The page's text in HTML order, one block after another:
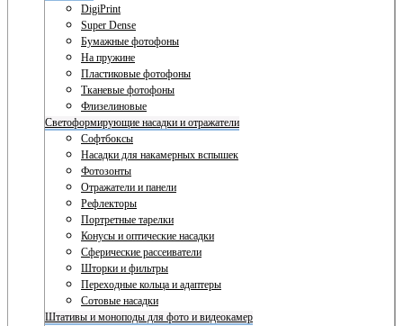
DigiPrint
Super Dense
Бумажные фотофоны
На пружине
Пластиковые фотофоны
Тканевые фотофоны
Флизелиновые
Светоформирующие насадки и отражатели
Софтбоксы
Насадки для накамерных вспышек
Фотозонты
Отражатели и панели
Рефлекторы
Портретные тарелки
Конусы и оптические насадки
Сферические рассеиватели
Шторки и фильтры
Переходные кольца и адаптеры
Сотовые насадки
Штативы и моноподы для фото и видеокамер